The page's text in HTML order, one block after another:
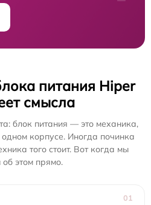
питания Hiper
смысла
блок питания — это механика,
корпусе. Иногда починка
того стоит. Вот когда мы
этом прямо.
01